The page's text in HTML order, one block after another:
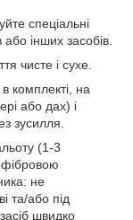
спеціальні
інших засобів.
чисте і сухе.
комплекті, на
або дах) і
зусилля.
(1-3
не
та/або під
швидко